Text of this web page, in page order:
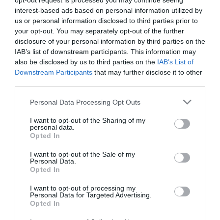
interest-based ads based on personal information utilized by
us or personal information disclosed to third parties prior to
your opt-out. You may separately opt-out of the further
disclosure of your personal information by third parties on the
IAB’s list of downstream participants. This information may
also be disclosed by us to third parties on the IAB’s List of
Downstream Participants that may further disclose it to other
Personal Data Processing Opt Outs
I want to opt-out of the Sharing of my
personal data.
Opted In
I want to opt-out of the Sale of my
Personal Data.
Opted In
I want to opt-out of processing my
Personal Data for Targeted Advertising.
Opted In
«ανοίγουν» από σήμερα κύκλο καταθέσεων,
περιέγραψε ένα κορίτσι που έμεινε σε δομή της
οργάνωσης από τα 8 μέχρι τα 18 της χρόνια.
Στη μαρτυρία της η κοπέλαεμπλέκει και
την πρεσβυτέρα του πατέρα Αντώνιου
ήταν πολύ επιθετική, μας έλεγε “δίνω τα πάντα
για εσάς και δεν σέβεστε τίποτα” και εννοείται
ότι επέβαλε και τιμωρίες».
Η κοπέλα περιέγραψε, επίσης, πως
για 4 μήνες
«μεγάλης ομάδας» επειδή, όπως της είπαν
«επηρεάζα άλλα παιδιά».